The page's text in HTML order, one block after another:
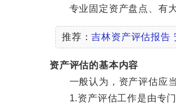
专业固定资产盘点、有大
推荐：吉林资产评估报告
资产评估的基本内容
一般认为，资产评估应当
1.资产评估工作是由专门